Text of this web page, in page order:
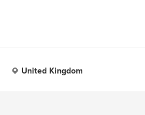
United Kingdom